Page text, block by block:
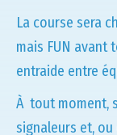
La course sera
mais FUN avant
entraide entre
À tout moment,
signaleurs et,